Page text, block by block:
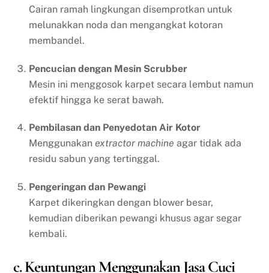
Cairan ramah lingkungan disemprotkan untuk
melunakkan noda dan mengangkat kotoran
membandel.
Pencucian dengan Mesin Scrubber
Mesin ini menggosok karpet secara lembut namun
efektif hingga ke serat bawah.
Pembilasan dan Penyedotan Air Kotor
Menggunakan extractor machine agar tidak ada
residu sabun yang tertinggal.
Pengeringan dan Pewangi
Karpet dikeringkan dengan blower besar,
kemudian diberikan pewangi khusus agar segar
kembali.
c. Keuntungan Menggunakan Jasa Cuci